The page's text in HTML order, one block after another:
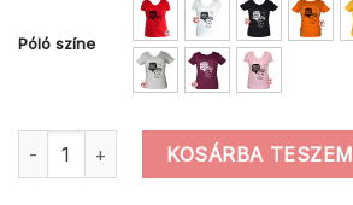
Póló színe
Női Vodka Dancer Póló mennyiség
KOSÁRBA TESZEM